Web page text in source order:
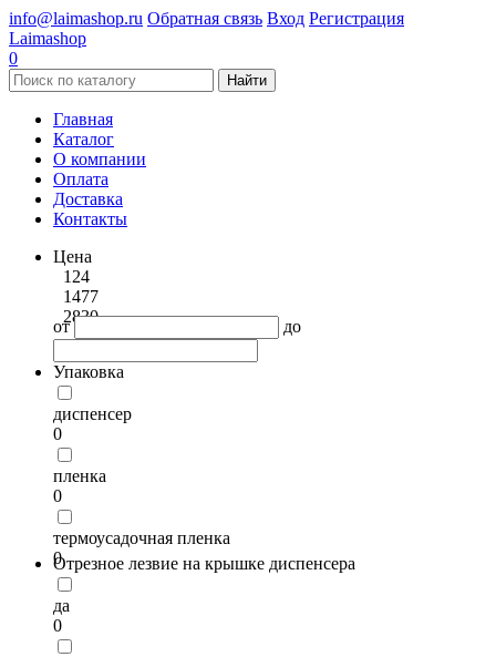
info@laimashop.ru Обратная связь Вход Регистрация
Laimashop
0
Найти
Главная
Каталог
О компании
Оплата
Доставка
Контакты
Цена
124
1477
2830
от до
Упаковка
диспенсер
0
пленка
0
термоусадочная пленка
0
Отрезное лезвие на крышке диспенсера
да
0